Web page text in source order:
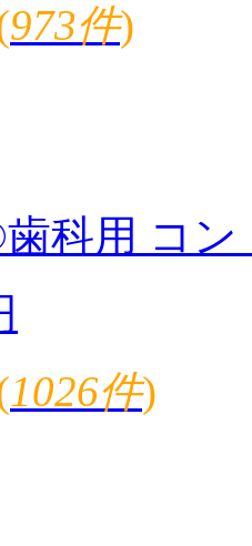
973件)
科用 コン
1026件)